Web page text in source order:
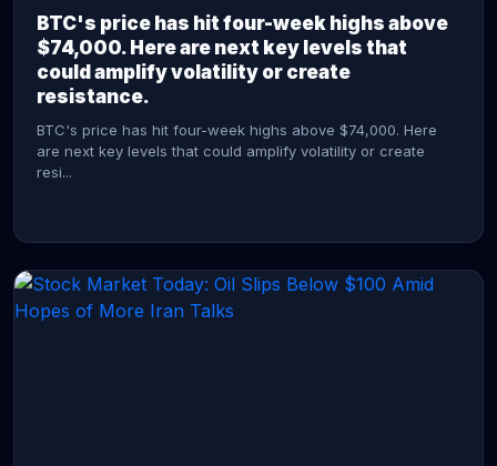
BTC's price has hit four-week highs above
$74,000. Here are next key levels that
could amplify volatility or create
resistance.
BTC's price has hit four-week highs above $74,000. Here
are next key levels that could amplify volatility or create
resi...